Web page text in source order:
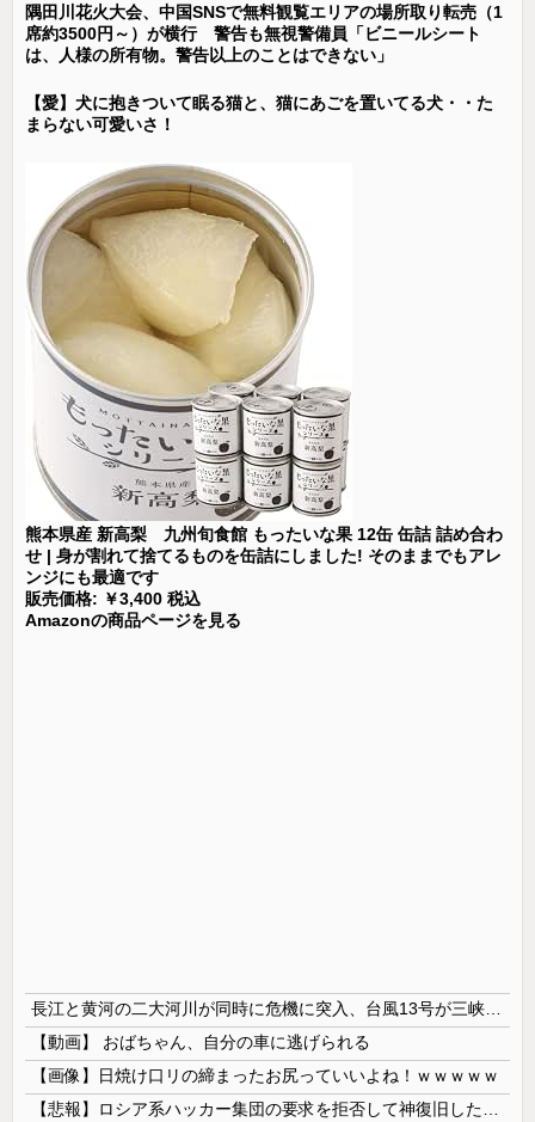
隅田川花火大会、中国SNSで無料観覧エリアの場所取り転売（1
席約3500円～）が横行 警告も無視警備員「ビニールシート
は、人様の所有物。警告以上のことはできない」
【愛】犬に抱きついて眠る猫と、猫にあごを置いてる犬・・た
まらない可愛いさ！
熊本県産 新高梨 九州旬食館 もったいな果 12缶 缶詰 詰め合わ
せ | 身が割れて捨てるものを缶詰にしました! そのままでもアレ
ンジにも最適です
販売価格: ￥3,400 税込
Amazonの商品ページを見る
【動画】 おばちゃん、自分の車に逃げられる
【画像】日焼け口リの締まったお尻っていいよね！ｗｗｗｗｗ